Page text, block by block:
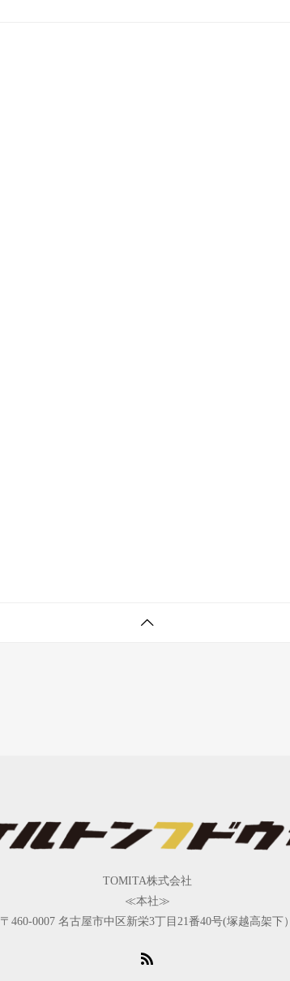
TOMITA株式会社
≪本社≫
〒460-0007 名古屋市中区新栄3丁目21番40号(塚越高架下）